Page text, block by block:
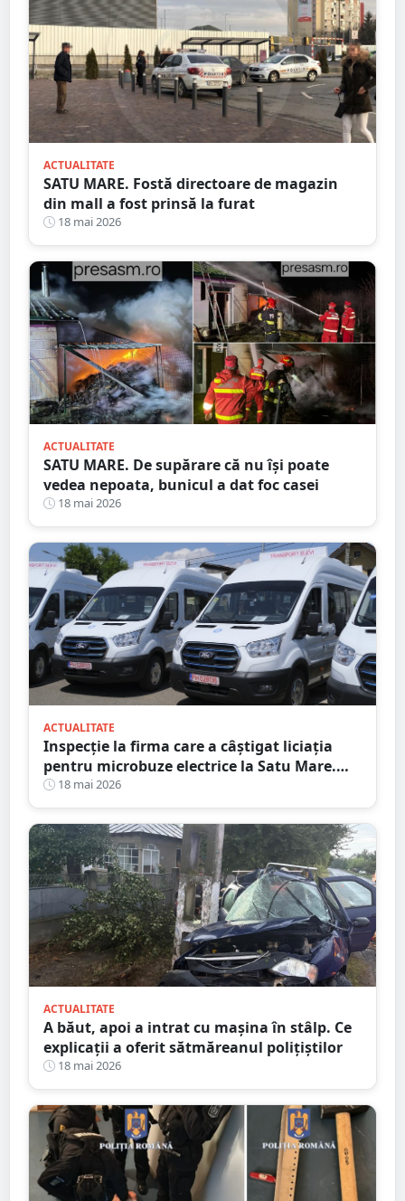
ACTUALITATE
SATU MARE. Fostă directoare de magazin
din mall a fost prinsă la furat
18 mai 2026
ACTUALITATE
SATU MARE. De supărare că nu își poate
vedea nepoata, bunicul a dat foc casei
18 mai 2026
ACTUALITATE
Inspecție la firma care a câștigat liciația
pentru microbuze electrice la Satu Mare.
Consiliul Concurenței a intrat pe fir
18 mai 2026
ACTUALITATE
A băut, apoi a intrat cu mașina în stâlp. Ce
explicații a oferit sătmăreanul polițiștilor
18 mai 2026